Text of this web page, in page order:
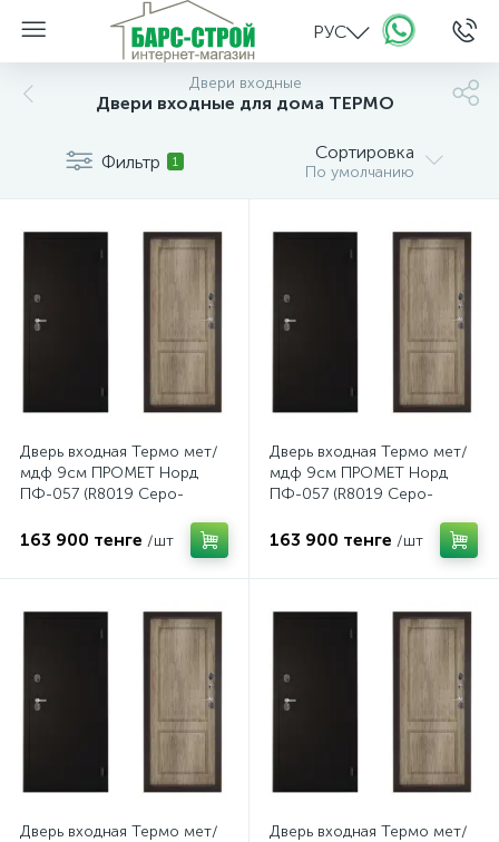
РУС
Двери входные
Двери входные для дома ТЕРМО
Фильтр 1 Сортировка
По умолчанию
Дверь входная Термо мет/
мдф 9см ПРОМЕТ Норд
ПФ-057 (R8019 Серо-
880L
163 900 тенге /шт
Дверь входная Термо мет/
мдф 9см ПРОМЕТ Норд
ПФ-057 (R8019 Серо-
880R
163 900 тенге /шт
Дверь входная Термо мет/
Дверь входная Термо мет/